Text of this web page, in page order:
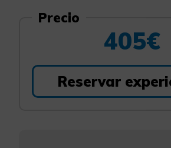
Precio
405€
Reservar